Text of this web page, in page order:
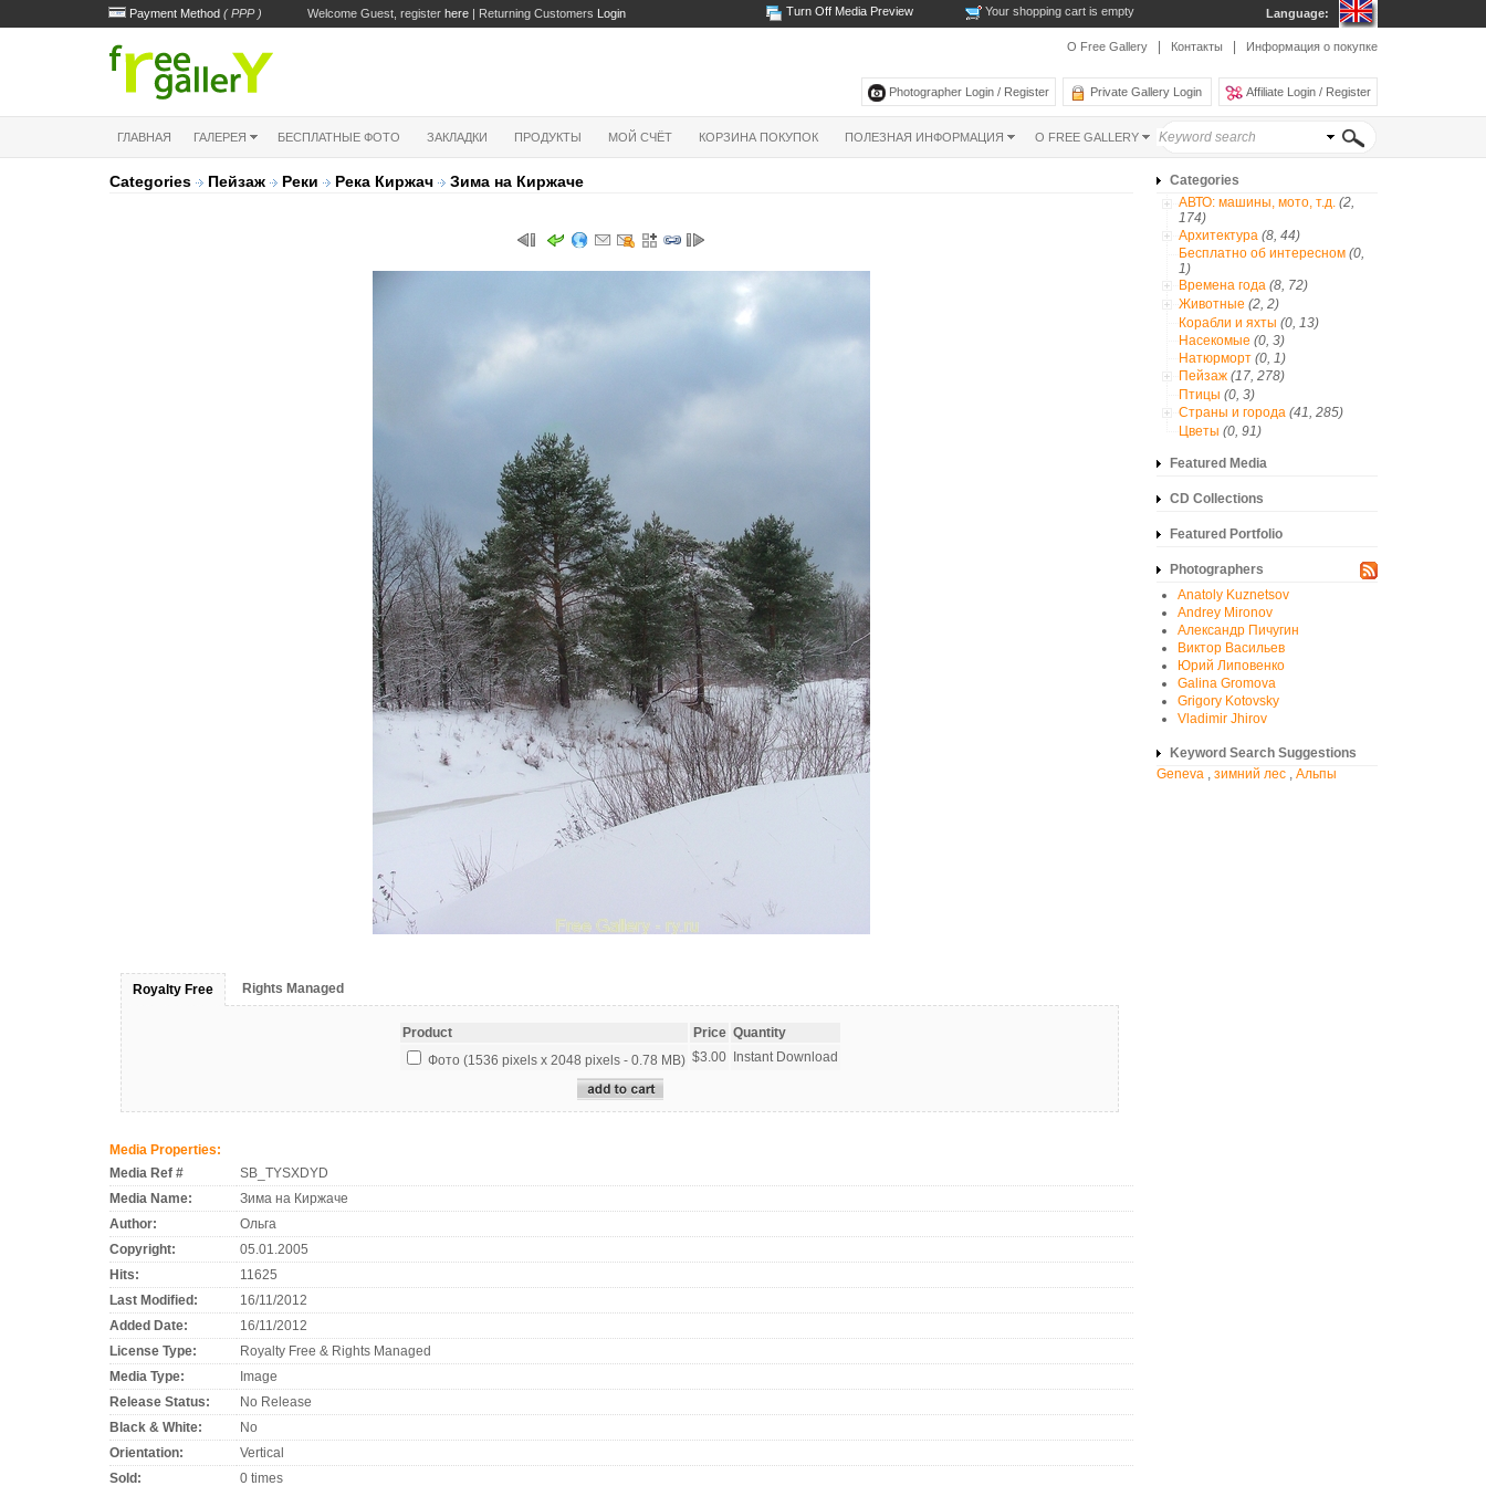
Payment Method ( PPP ) Welcome Guest, register here | Returning Customers Login Turn Off Media Preview Your shopping cart is empty Language:
О Free Gallery Контакты Информация о покупке
Photographer Login / Register Private Gallery Login Affiliate Login / Register
ГЛАВНАЯ ГАЛЕРЕЯ БЕСПЛАТНЫЕ ФОТО ЗАКЛАДКИ ПРОДУКТЫ МОЙ СЧЁТ КОРЗИНА ПОКУПОК ПОЛЕЗНАЯ ИНФОРМАЦИЯ О FREE GALLERY
Categories Пейзаж Реки Река Киржач Зима на Киржаче
Royalty Free Rights Managed
Product Price Quantity
Фото (1536 pixels x 2048 pixels - 0.78 MB) $3.00 Instant Download
Media Properties:
Media Ref #
SB_TYSXDYD
Media Name:
Зима на Киржаче
Author:
Ольга
Copyright:
05.01.2005
Hits:
11625
Last Modified:
16/11/2012
Added Date:
16/11/2012
License Type:
Royalty Free & Rights Managed
Media Type:
Image
Release Status:
No Release
Black & White:
No
Orientation:
Vertical
Sold:
0 times
Categories
АВТО: машины, мото, т.д. (2,
174)
Архитектура (8, 44)
Бесплатно об интересном (0,
1)
Времена года (8, 72)
Животные (2, 2)
Корабли и яхты (0, 13)
Насекомые (0, 3)
Натюрморт (0, 1)
Пейзаж (17, 278)
Птицы (0, 3)
Страны и города (41, 285)
Цветы (0, 91)
Featured Media
CD Collections
Featured Portfolio
Photographers
Anatoly Kuznetsov
Andrey Mironov
Александр Пичугин
Виктор Васильев
Юрий Липовенко
Galina Gromova
Grigory Kotovsky
Vladimir Jhirov
Keyword Search Suggestions
Geneva , зимний лес , Альпы